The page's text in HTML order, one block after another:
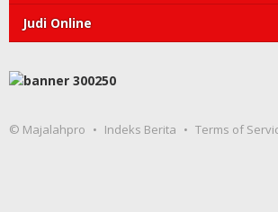
Judi Online
© Majalahpro Indeks Berita Terms of